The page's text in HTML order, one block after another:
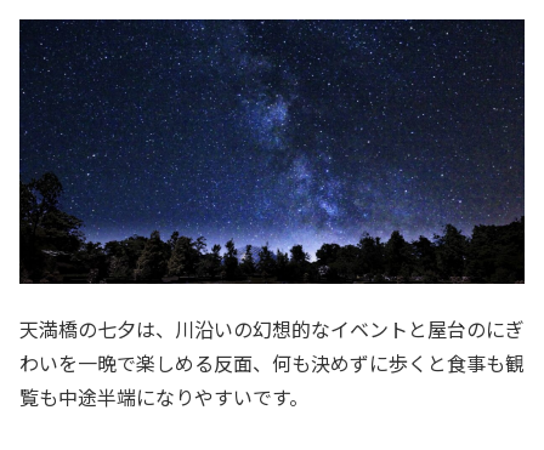
天満橋の七夕は、川沿いの幻想的なイベントと屋台のにぎ
わいを一晩で楽しめる反面、何も決めずに歩くと食事も観
覧も中途半端になりやすいです。